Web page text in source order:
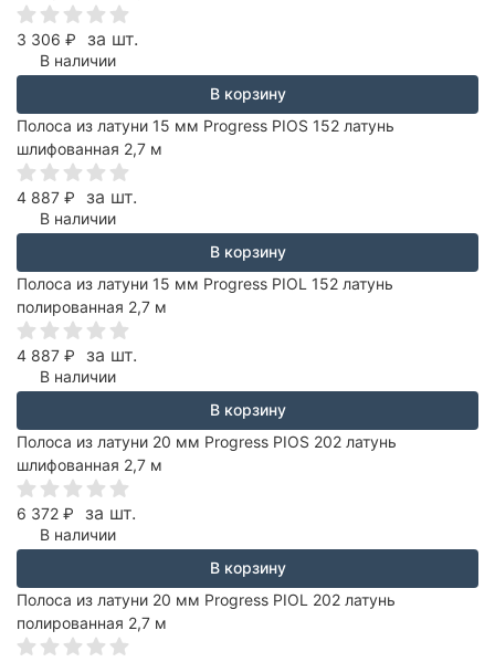
3 306 ₽ за шт.
В наличии
В корзину
Полоса из латуни 15 мм Progress PIOS 152 латунь
шлифованная 2,7 м
4 887 ₽ за шт.
В наличии
В корзину
Полоса из латуни 15 мм Progress PIOL 152 латунь
полированная 2,7 м
4 887 ₽ за шт.
В наличии
В корзину
Полоса из латуни 20 мм Progress PIOS 202 латунь
шлифованная 2,7 м
6 372 ₽ за шт.
В наличии
В корзину
Полоса из латуни 20 мм Progress PIOL 202 латунь
полированная 2,7 м